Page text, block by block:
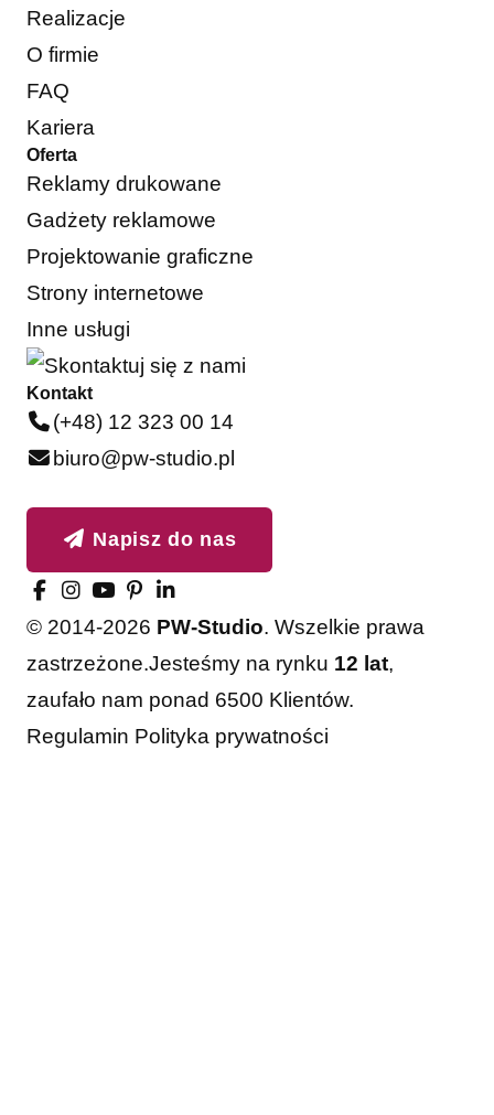
Realizacje
O firmie
FAQ
Kariera
Oferta
Reklamy drukowane
Gadżety reklamowe
Projektowanie graficzne
Strony internetowe
Inne usługi
Kontakt
(+48) 12 323 00 14
biuro@pw-studio.pl
Napisz do nas
© 2014-2026 PW-Studio. Wszelkie prawa
zastrzeżone.Jesteśmy na rynku 12 lat,
zaufało nam ponad 6500 Klientów.
Regulamin Polityka prywatności